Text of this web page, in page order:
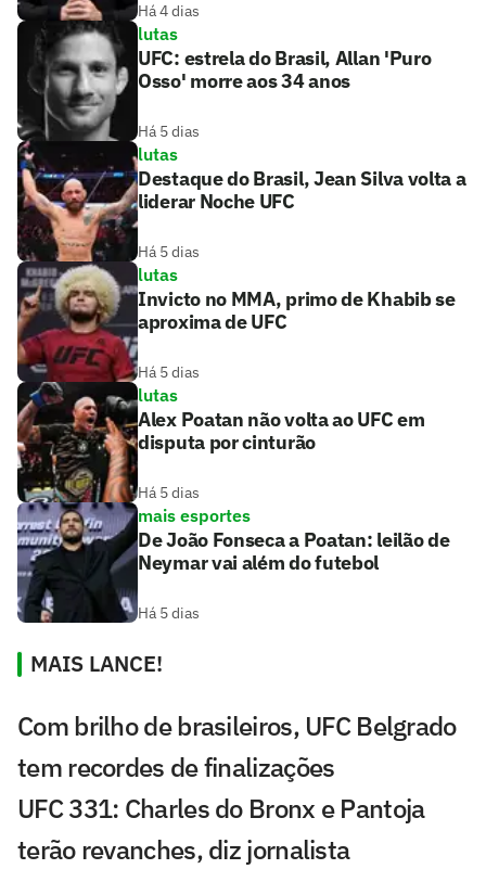
Há 4 dias
lutas
UFC: estrela do Brasil, Allan 'Puro
Osso' morre aos 34 anos
Há 5 dias
lutas
Destaque do Brasil, Jean Silva volta a
liderar Noche UFC
Há 5 dias
lutas
Invicto no MMA, primo de Khabib se
aproxima de UFC
Há 5 dias
lutas
Alex Poatan não volta ao UFC em
disputa por cinturão
Há 5 dias
mais esportes
De João Fonseca a Poatan: leilão de
Neymar vai além do futebol
Há 5 dias
MAIS LANCE!
Com brilho de brasileiros, UFC Belgrado
tem recordes de finalizações
UFC 331: Charles do Bronx e Pantoja
terão revanches, diz jornalista